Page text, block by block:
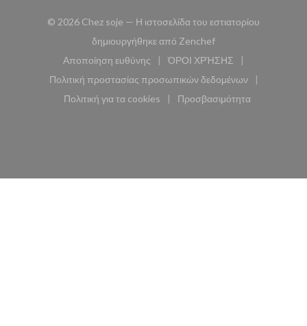
© 2026 Chez soje — Η ιστοσελίδα του εστιατορίου
δημιουργήθηκε από Zenchef((ανοίγει σε νέο
Αποποίηση ευθύνης
((ανοίγει σε νέο παράθυρο))
ΌΡΟΙ ΧΡΉΣΗΣ
((ανοίγει σε νέο
Πολιτική προστασίας προσωπικών δεδομένων
((ανοίγει σε νέο παράθυρο))
Πολιτική για τα cookies
((ανοίγει σε νέο παράθυρο))
Προσβασιμότητα
((ανοίγει σε νέο